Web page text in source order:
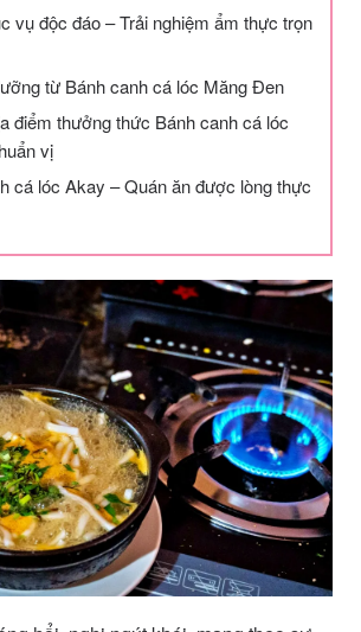
vụ độc đáo – Trải nghiệm ẩm thực trọn
từ Bánh canh cá lóc Măng Đen
điểm thưởng thức Bánh canh cá lóc
vị
cá lóc Akay – Quán ăn được lòng thực